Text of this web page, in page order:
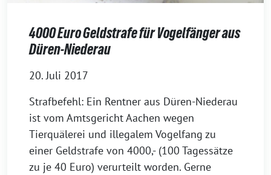
4000 Euro Geldstrafe für Vogelfänger aus
Düren-Niederau
20. Juli 2017
Strafbefehl: Ein Rentner aus Düren-Niederau
ist vom Amtsgericht Aachen wegen
Tierquälerei und illegalem Vogelfang zu
einer Geldstrafe von 4000,- (100 Tagessätze
zu je 40 Euro) verurteilt worden. Gerne